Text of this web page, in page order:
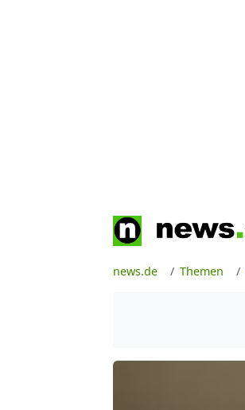
news.de Themen